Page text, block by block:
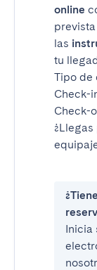
online
las
tu
Tipo de
Check-
Check-
Inicia